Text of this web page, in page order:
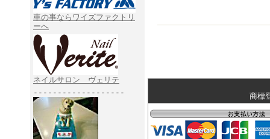
車の事ならワイズファクトリ
ーへ
ネイルサロン ヴェリテ
-------------------
商標